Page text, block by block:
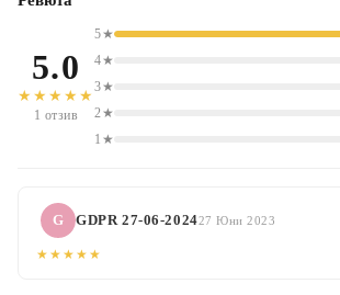
5.0
★★★★★
1 отзив
5★
4★
3★
2★
1★
G GDPR 27-06-202427 Юни 2023
★★★★★